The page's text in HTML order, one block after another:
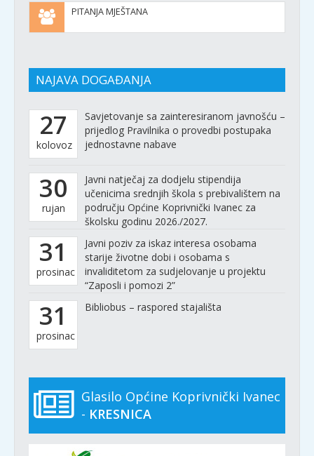
PITANJA MJEŠTANA
NAJAVA DOGAĐANJA
27
kolovoz
Savjetovanje sa zainteresiranom javnošću –
prijedlog Pravilnika o provedbi postupaka
jednostavne nabave
30
rujan
Javni natječaj za dodjelu stipendija
učenicima srednjih škola s prebivalištem na
području Općine Koprivnički Ivanec za
školsku godinu 2026./2027.
31
prosinac
Javni poziv za iskaz interesa osobama
starije životne dobi i osobama s
invaliditetom za sudjelovanje u projektu
“Zaposli i pomozi 2”
31
prosinac
Bibliobus – raspored stajališta
Glasilo Općine Koprivnički Ivanec
- KRESNICA